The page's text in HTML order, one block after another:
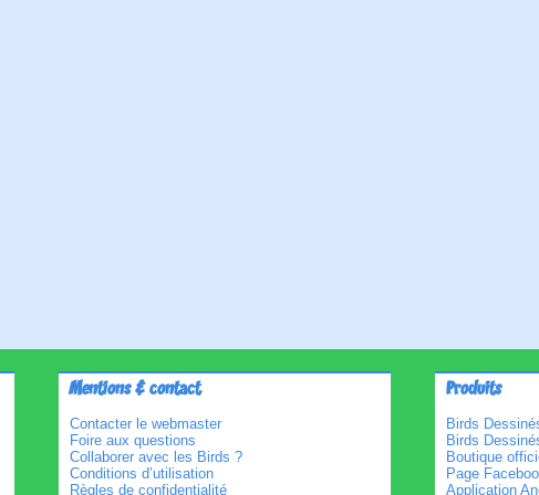
Mentions & contact
Contacter le webmaster
Foire aux questions
Collaborer avec les Birds ?
Conditions d’utilisation
Règles de confidentialité
Produits
Birds
Birds
Boutique
Page
Application